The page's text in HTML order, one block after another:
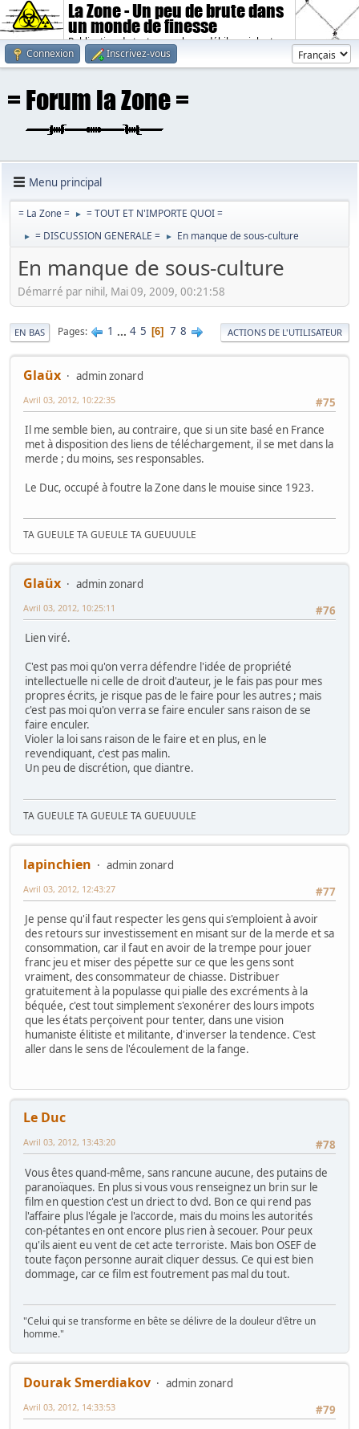
La Zone - Un peu de brute dans
un monde de finesse
Publication de textes sombres, débiles, violents.
Connexion
Inscrivez-vous
Menu principal
= La Zone = ► = TOUT ET N'IMPORTE QUOI =
► = DISCUSSION GENERALE = ► En manque de sous-culture
En manque de sous-culture
Démarré par nihil, Mai 09, 2009, 00:21:58
EN BAS Pages 1 ... 4 5 6 7 8 ACTIONS DE L'UTILISATEUR
Glaüx
admin zonard
#75
Avril 03, 2012, 10:22:35
Il me semble bien, au contraire, que si un site basé en France
met à disposition des liens de téléchargement, il se met dans la
merde ; du moins, ses responsables.
Le Duc, occupé à foutre la Zone dans le mouise since 1923.
TA GUEULE TA GUEULE TA GUEUUULE
Glaüx
admin zonard
#76
Avril 03, 2012, 10:25:11
Lien viré.
C'est pas moi qu'on verra défendre l'idée de propriété
intellectuelle ni celle de droit d'auteur, je le fais pas pour mes
propres écrits, je risque pas de le faire pour les autres ; mais
c'est pas moi qu'on verra se faire enculer sans raison de se
faire enculer.
Violer la loi sans raison de le faire et en plus, en le
revendiquant, c'est pas malin.
Un peu de discrétion, que diantre.
TA GUEULE TA GUEULE TA GUEUUULE
lapinchien
admin zonard
#77
Avril 03, 2012, 12:43:27
Je pense qu'il faut respecter les gens qui s'emploient à avoir
des retours sur investissement en misant sur de la merde et sa
consommation, car il faut en avoir de la trempe pour jouer
franc jeu et miser des pépette sur ce que les gens sont
vraiment, des consommateur de chiasse. Distribuer
gratuitement à la populasse qui pialle des excréments à la
béquée, c'est tout simplement s'exonérer des lours impots
que les états perçoivent pour tenter, dans une vision
humaniste élitiste et militante, d'inverser la tendence. C'est
aller dans le sens de l'écoulement de la fange.
Le Duc
#78
Avril 03, 2012, 13:43:20
Vous êtes quand-même, sans rancune aucune, des putains de
paranoïaques. En plus si vous vous renseignez un brin sur le
film en question c'est un driect to dvd. Bon ce qui rend pas
l'affaire plus l'égale je l'accorde, mais du moins les autorités
con-pétantes en ont encore plus rien à secouer. Pour peux
qu'ils aient eu vent de cet acte terroriste. Mais bon OSEF de
toute façon personne aurait cliquer dessus. Ce qui est bien
dommage, car ce film est foutrement pas mal du tout.
"Celui qui se transforme en bête se délivre de la douleur d'être un
homme."
Dourak Smerdiakov
admin zonard
#79
Avril 03, 2012, 14:33:53